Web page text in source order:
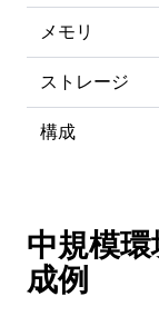
メモリ
ストレージ
構成
中規模
成例